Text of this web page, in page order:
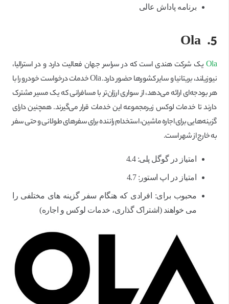
برنامه پاداش عالی
5.
Ola
Ola یک شرکت هندی است که در سراسر جهان فعالیت دارد و در استرالیا،
نیوزیلند، بریتانیا و سایر کشورها حضور دارد. Ola خدمات درخواست خودرو را با
هر بودجه‌ای ارائه می‌دهد، از سواری ارزان‌تر با مسافرانی که یک مسیر مشترک
دارند تا خدمات لوکس زیرمجموعه این خدمات قرار می‌گیرند. همچنین دارای
گزینه‌هایی برای اجاره ماشین، استخدام راننده برای سفرهای طولانی و حتی سفر
به خارج از شهر است.
امتیاز در گوگل پلی: 4.4
امتیاز در اپ استور: 4.7
محبوب برای: افرادی که هنگام سفر گزینه های مختلفی را
می خواهند (اشتراک گذاری، خدمات لوکس و اجاره)